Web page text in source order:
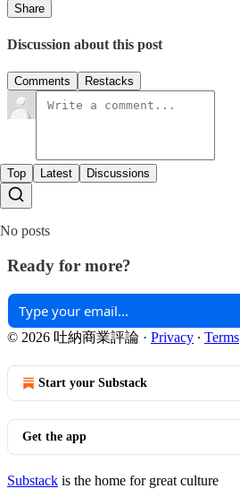
Share
Discussion about this post
Comments Restacks
Top Latest Discussions
No posts
Ready for more?
© 2026 吐納商業評論 · Privacy ∙ Terms
Start your Substack
Get the app
Substack is the home for great culture